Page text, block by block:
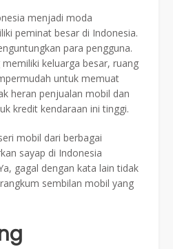
menjadi moda
peminat besar di Indonesia.
para pengguna.
keluarga besar, ruang
untuk memuat
heran penjualan mobil dan
kredit kendaraan ini tinggi.
mobil dari berbagai
sayap di Indonesia
gagal dengan kata lain tidak
sembilan mobil yang